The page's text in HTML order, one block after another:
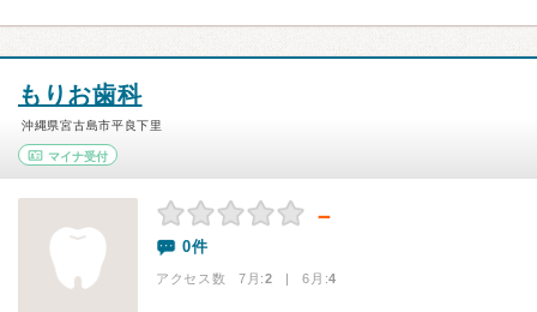
もりお歯科
沖縄県宮古島市平良下里
マイナ受付
－
0件
アクセス数 7月:2 | 6月:4